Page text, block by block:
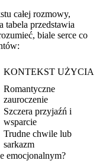
całej rozmowy,
tabela przedstawia
biale serce co
KONTEKST UŻYCIA
Romantyczne
zauroczenie
Szczera przyjaźń i
wsparcie
Trudne chwile lub
sarkazm
emocjonalnym?